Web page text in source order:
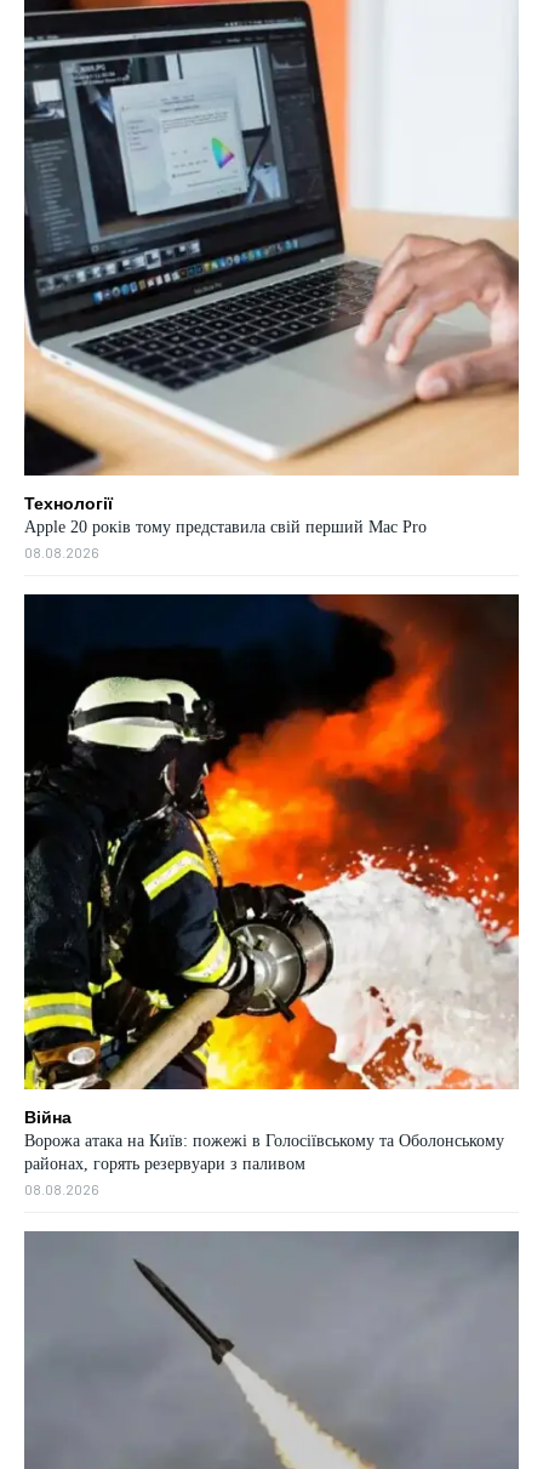
Технології
Apple 20 років тому представила свій перший Mac Pro
08.08.2026
Війна
Ворожа атака на Київ: пожежі в Голосіївському та Оболонському
районах, горять резервуари з паливом
08.08.2026